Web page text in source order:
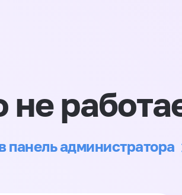
панель администратора